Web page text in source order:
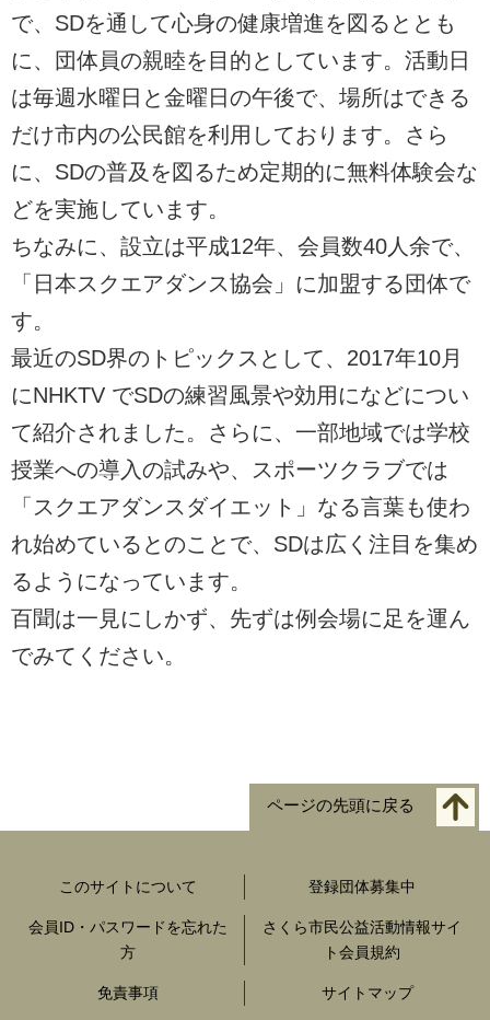
で、SDを通して心身の健康増進を図るととも
に、団体員の親睦を目的としています。活動日
は毎週水曜日と金曜日の午後で、場所はできる
だけ市内の公民館を利用しております。さら
に、SDの普及を図るため定期的に無料体験会な
どを実施しています。
ちなみに、設立は平成12年、会員数40人余で、
「日本スクエアダンス協会」に加盟する団体で
す。
最近のSD界のトピックスとして、2017年10月
にNHKTV でSDの練習風景や効用になどについ
て紹介されました。さらに、一部地域では学校
授業への導入の試みや、スポーツクラブでは
「スクエアダンスダイエット」なる言葉も使わ
れ始めているとのことで、SDは広く注目を集め
るようになっています。
百聞は一見にしかず、先ずは例会場に足を運ん
でみてください。
ページの先頭に戻る
このサイトについて 登録団体募集中
会員ID・パスワードを忘れた
方
さくら市民公益活動情報サイ
ト会員規約
免責事項 サイトマップ